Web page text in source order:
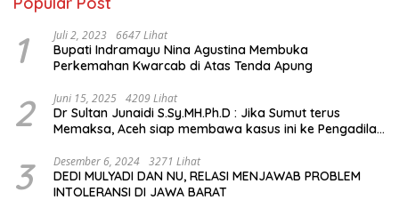
1 Juli 2, 2023 6647 Lihat
Bupati Indramayu Nina Agustina Membuka
Perkemahan Kwarcab di Atas Tenda Apung
2 Juni 15, 2025 4209 Lihat
Dr Sultan Junaidi S.Sy.MH.Ph.D : Jika Sumut terus
Memaksa, Aceh siap membawa kasus ini ke Pengadilan
3 Desember 6, 2024 3271 Lihat
DEDI MULYADI DAN NU, RELASI MENJAWAB PROBLEM
INTOLERANSI DI JAWA BARAT